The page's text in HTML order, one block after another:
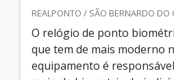
REALPONTO / SÃO BERNARDO DO
O relógio de ponto
que tem de mais moderno
equipamento é